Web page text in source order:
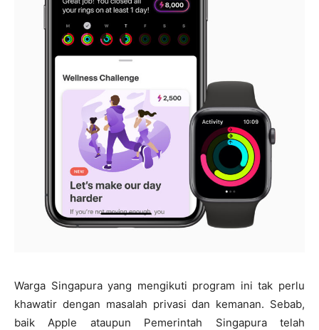
Warga Singapura yang mengikuti program ini tak perlu
khawatir dengan masalah privasi dan kemanan. Sebab,
baik Apple ataupun Pemerintah Singapura telah